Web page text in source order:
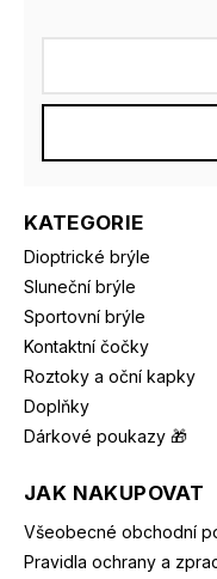
KATEGORIE
Dioptrické brýle
Sluneční brýle
Sportovní brýle
Kontaktní čočky
Roztoky a oční kapky
Doplňky
Dárkové poukazy 🎁
JAK NAKUPOVAT
Všeobecné obchodní
Pravidla ochrany a